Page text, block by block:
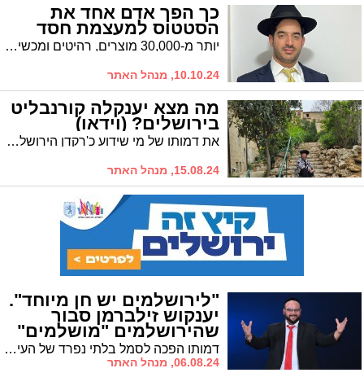
כך הפך אדם אחד את
הסטטוס למעצמת חסד
יותר מ-30,000 מוצרים, רהיטים ומכשירי חשמל, עברו תחת ידיו והגיעו לנצרכים בשנה האחרונה והיד עוד נטויה. "אין לי סיפוק יותר מלעשות חסד עם יהודי, בעיקר אם הוא אינו מכיר אותי", זהו המוטו של איש החסד דניאל אשוש שהפך מזמן לאגדה | כך הופכים את הסטטוס למעצמת חסד שמגיעה להיקפים בלתי נתפסים
10.10.24, מנהל האתר
מה מצא יענקלה קורנבליט
בירושלים? (וידאו)
את דמותו של מי שידוע כ'רקדן הירושלמי' אין כמעט מי שלא מכיר. אך תופתעו לגלות מהי הפינה שאהובה על יענקלה קורנבליט, מי שדמותו מזוהה היום יותר מתמיד עם העיר ירושלים, ועל איזה אתר הוא ממליץ לבקר ולא לוותר * "סיפורים ירושלמים" / פרק 4
15.08.24, מנהל האתר
"לירושלמים יש חן מיוחד".
יענקוש זילברמן סבור
שהירושלמים "מושלמים"
דמותו הפכה לסמל בלתי נפרד של העיר, כשבאמצעות שיעוריו המועברים בעיקר ברשת הוא מצליח להחדיר בקרב רבים שמחה ואמונה * אבל הפעם יעקב ("יענקוש") זילברמן, איש ירושלים (8 דורות, עם הפסקה באמצע של כמה שנים באוקראינה) מספר על מה שמייחד את העיר ירושלים בעיניו // סיפורים ירושלמיים * פרק 3
06.08.24, מנהל האתר